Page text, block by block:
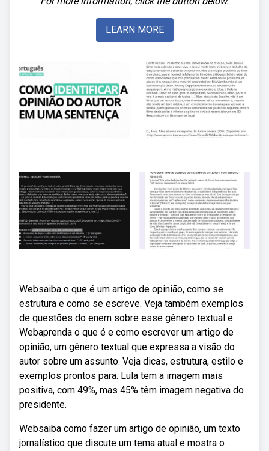
LEARN MORE
Websaiba o que é um artigo de opinião, como se
estrutura e como se escreve. Veja também exemplos
de questões do enem sobre esse gênero textual e.
Webaprenda o que é e como escrever um artigo de
opinião, um gênero textual que expressa a visão do
autor sobre um assunto. Veja dicas, estrutura, estilo e
exemplos prontos para. Lula tem a imagem mais
positiva, com 49%, mas 45% têm imagem negativa do
presidente.
Websaiba como fazer um artigo de opinião, um texto
jornalístico que discute um tema atual e mostra o